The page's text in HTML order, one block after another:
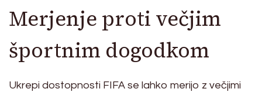
Merjenje proti večjim
športnim dogodkom
Ukrepi dostopnosti FIFA se lahko merijo z večjimi